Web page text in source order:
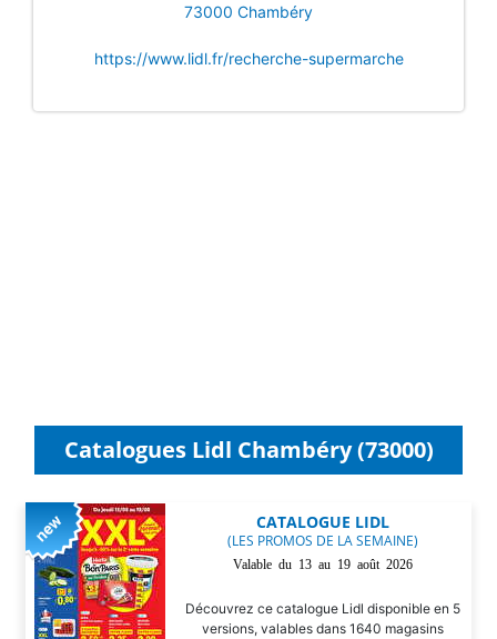
73000 Chambéry
https://www.lidl.fr/recherche-supermarche
Catalogues Lidl Chambéry (73000)
CATALOGUE LIDL
(LES PROMOS DE LA SEMAINE)
Valable du 13 au 19 août 2026
Découvrez ce catalogue Lidl disponible en 5
versions, valables dans 1640 magasins